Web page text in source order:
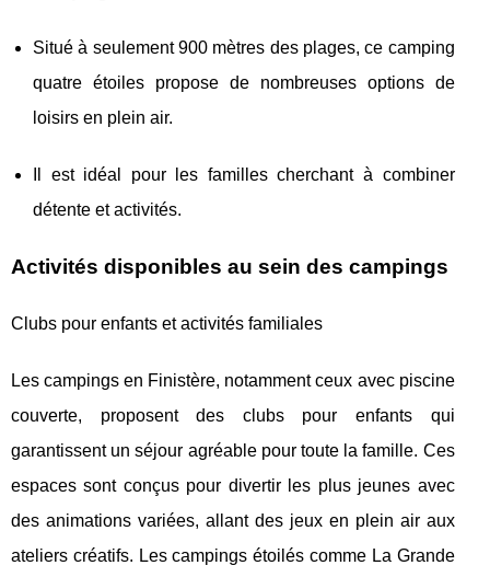
Situé à seulement 900 mètres des plages, ce camping
quatre étoiles propose de nombreuses options de
loisirs en plein air.
Il est idéal pour les familles cherchant à combiner
détente et activités.
Activités disponibles au sein des campings
Clubs pour enfants et activités familiales
Les campings en Finistère, notamment ceux avec piscine
couverte, proposent des clubs pour enfants qui
garantissent un séjour agréable pour toute la famille. Ces
espaces sont conçus pour divertir les plus jeunes avec
des animations variées, allant des jeux en plein air aux
ateliers créatifs. Les campings étoilés comme La Grande